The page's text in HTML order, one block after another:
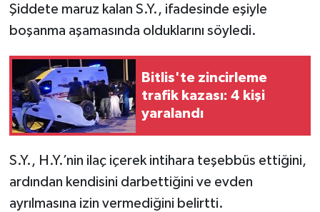
Şiddete maruz kalan S.Y., ifadesinde eşiyle
boşanma aşamasında olduklarını söyledi.
Bitlis'te zincirleme
trafik kazası: 4 kişi
yaralandı
S.Y., H.Y.’nin ilaç içerek intihara teşebbüs ettiğini,
ardından kendisini darbettiğini ve evden
ayrılmasına izin vermediğini belirtti.